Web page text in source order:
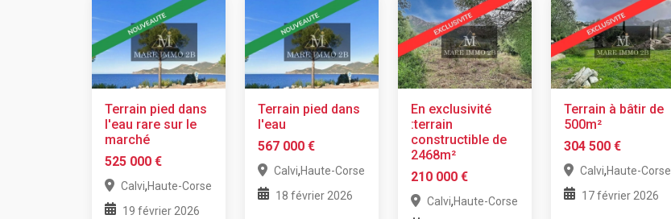
Terrain pied dans
l'eau rare sur le
marché
525 000 €
Calvi,Haute-Corse
19 février 2026
Terrain pied dans
l'eau
567 000 €
Calvi,Haute-Corse
18 février 2026
En exclusivité
:terrain
constructible de
2468m²
210 000 €
Calvi,Haute-Corse
Terrain à bâtir de
500m²
304 500 €
Calvi,Haute-Corse
17 février 2026